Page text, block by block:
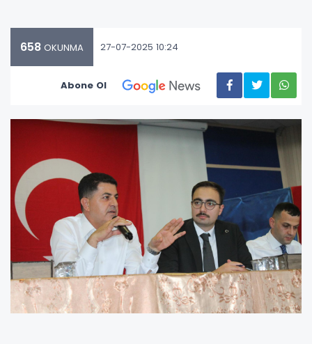
658 OKUNMA 27-07-2025 10:24
Abone Ol